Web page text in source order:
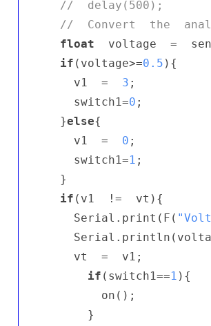
//  delay(500);
//  Convert  the
float
voltage  =
if (voltage>=0.5 ){
    v1  =
3 ;
    switch1=
0 ;
  }
else{
    v1  =
0 ;
    switch1=
1 ;
  }
if (v1  !=  vt){
    Serial.print(F(
    vt  =  v1;
if (switch1==1 ){
        on();
      }